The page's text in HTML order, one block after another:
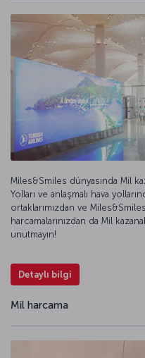
Miles&Smiles dünyasında Mil
Yolları ve anlaşmalı hava
ortaklarımızdan ve
harcamalarınızdan da Mil
unutmayın!
Detaylı bilgi
Mil harcama